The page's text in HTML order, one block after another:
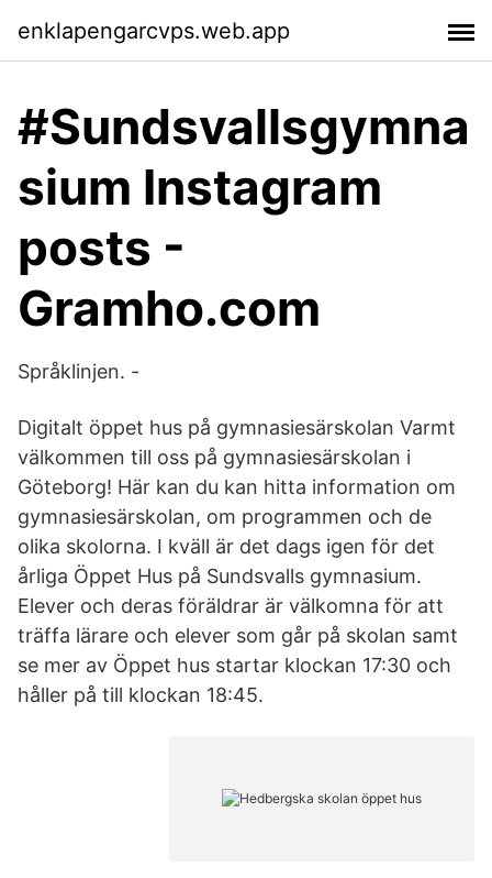
enklapengarcvps.web.app
#Sundsvallsgymna
sium Instagram
posts -
Gramho.com
Språklinjen. -
Digitalt öppet hus på gymnasie­särskolan Varmt
välkommen till oss på gymnasiesärskolan i
Göteborg! Här kan du kan hitta information om
gymnasiesärskolan, om programmen och de
olika skolorna. I kväll är det dags igen för det
årliga Öppet Hus på Sundsvalls gymnasium.
Elever och deras föräldrar är välkomna för att
träffa lärare och elever som går på skolan samt
se mer av Öppet hus startar klockan 17:30 och
håller på till klockan 18:45.